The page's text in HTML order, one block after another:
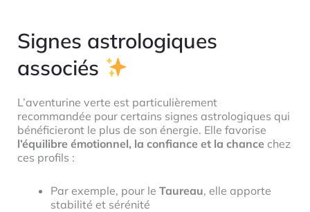
Signes astrologiques
associés
L’aventurine verte est particulièrement
recommandée pour certains signes astrologiques qui
bénéficieront le plus de son énergie. Elle favorise
l’équilibre émotionnel, la confiance et la chance chez
ces profils :
Par exemple, pour le Taureau, elle apporte
stabilité et sérénité